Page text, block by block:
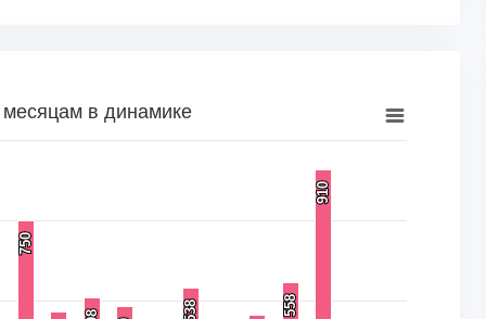
шт.. Range: 0 to 1000.
в динамике
750
750
538
538 558
558
910
910